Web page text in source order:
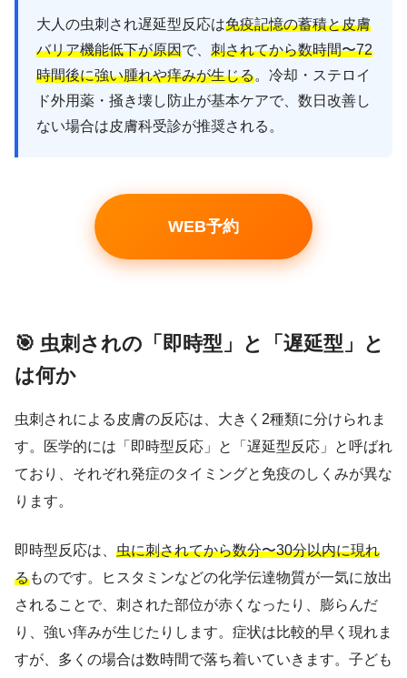
大人の虫刺され遅延型反応は免疫記憶の蓄積と皮膚
バリア機能低下が原因で、 刺されてから数時間〜72
時間後に強い腫れや痒みが生じる。冷却・ステロイ
ド外用薬・掻き壊し防止が基本ケアで、数日改善し
ない場合は皮膚科受診が推奨される。
WEB予約
🎯 虫刺されの「即時型」と「遅延型」と
は何か
虫刺されによる皮膚の反応は、大きく2種類に分けられま
す。医学的には「即時型反応」と「遅延型反応」と呼ばれ
ており、それぞれ発症のタイミングと免疫のしくみが異な
ります。
即時型反応は、 虫に刺されてから数分〜30分以内に現れ
るものです。ヒスタミンなどの化学伝達物質が一気に放出
されることで、刺された部位が赤くなったり、膨らんだ
り、強い痒みが生じたりします。症状は比較的早く現れま
すが、多くの場合は数時間で落ち着いていきます。子ども